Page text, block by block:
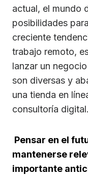
actual, el mundo
posibilidades
creciente
trabajo remoto,
lanzar un
son diversas y
una tienda en
consultoría digital.
Pensar en el
mantenerse
importante